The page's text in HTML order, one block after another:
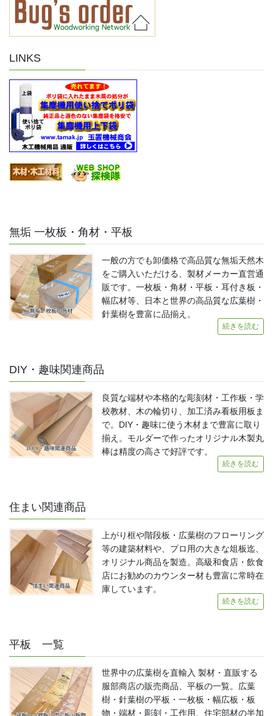
LINKS
無垢 一枚板・角材・平板
一般の方でも卸価格で高品質な無垢天然木
をご購入いただける、製材メーカー直営通
販です。一枚板・角材・平板・耳付き板・
幅広材等、日本と世界の高品質な広葉樹・
針葉樹を豊富に品揃え。
続きを読む
DIY・趣味関連商品
良質な端材や本格的な彫刻材・工作板・学
校教材、木の輪切り、加工済み看板用板ま
で。DIY・趣味に使う木材まで豊富に取り
揃え。モルダーで作ったオリジナル木製丸
棒は精度の高さで好評です。
続きを読む
住まい関連商品
上がり框や階段板・広葉樹のフローリング
等の建築材料や、プロ用の大きな俎板迄、
オリジナル商品を製造。高級和食店・飲食
店にお勧めのカウンター材も豊富に常時在
庫しています。
続きを読む
平板 一覧
世界中の広葉樹を直輸入 製材・直販する
服部商店の販売商品、平板の一覧。広葉
樹・針葉樹の平板・一枚板・幅広板・板
物・端材・彫刻・工作用、住宅部材の半加